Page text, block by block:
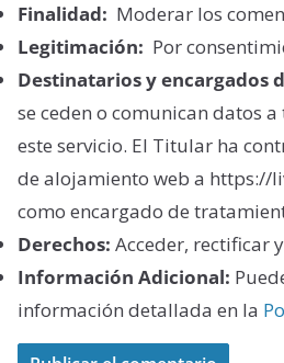
Finalidad: Moderar los
Legitimación: Por
Destinatarios y encargados
se ceden o comunican datos
este servicio. El Titular ha
de alojamiento web a https://
como encargado de
Derechos: Acceder, rectificar
Información Adicional:
información detallada en la